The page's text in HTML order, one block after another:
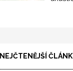
NEJČTENĚJŠÍ